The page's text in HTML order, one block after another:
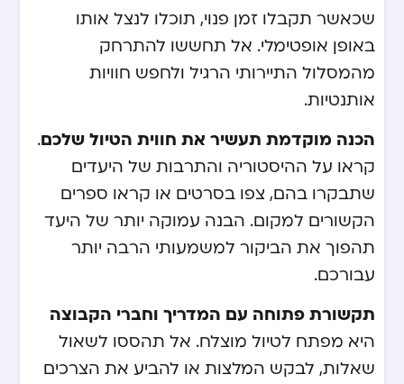
שכאשר תקבלו זמן פנוי, תוכלו לנצל אותו
באופן אופטימלי. אל תחששו להתרחק
מהמסלול התיירותי הרגיל ולחפש חוויות
אותנטיות.
הכנה מוקדמת תעשיר את חווית הטיול שלכם.
קראו על ההיסטוריה והתרבות של היעדים
שתבקרו בהם, צפו בסרטים או קראו ספרים
הקשורים למקום. הבנה עמוקה יותר של היעד
תהפוך את הביקור למשמעותי הרבה יותר
עבורכם.
תקשורת פתוחה עם המדריך וחברי הקבוצה
היא מפתח לטיול מוצלח. אל תהססו לשאול
שאלות, לבקש המלצות או להביע את הצרכים